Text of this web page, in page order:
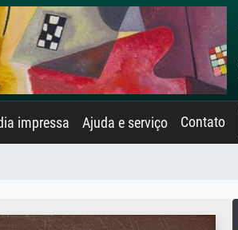
impressa Ajuda e serviço Contato